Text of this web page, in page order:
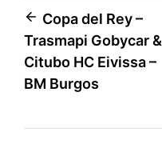
Copa del Rey –
Trasmapi Gobycar &
Citubo HC Eivissa –
BM Burgos